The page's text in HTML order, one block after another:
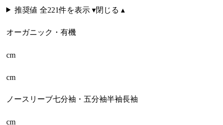
推奨値 全221件を表示 ▾閉じる ▴
オーガニック・有機
cm
cm
ノースリーブ七分袖・五分袖半袖長袖
cm